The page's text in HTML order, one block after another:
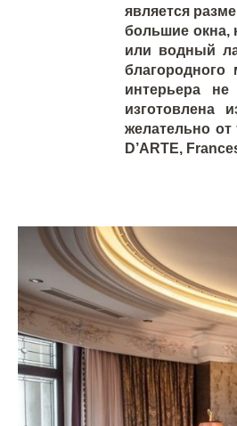
является
большие окна,
или водный
благородного
интерьера
изготовлена
желательно от
D’ARTE,